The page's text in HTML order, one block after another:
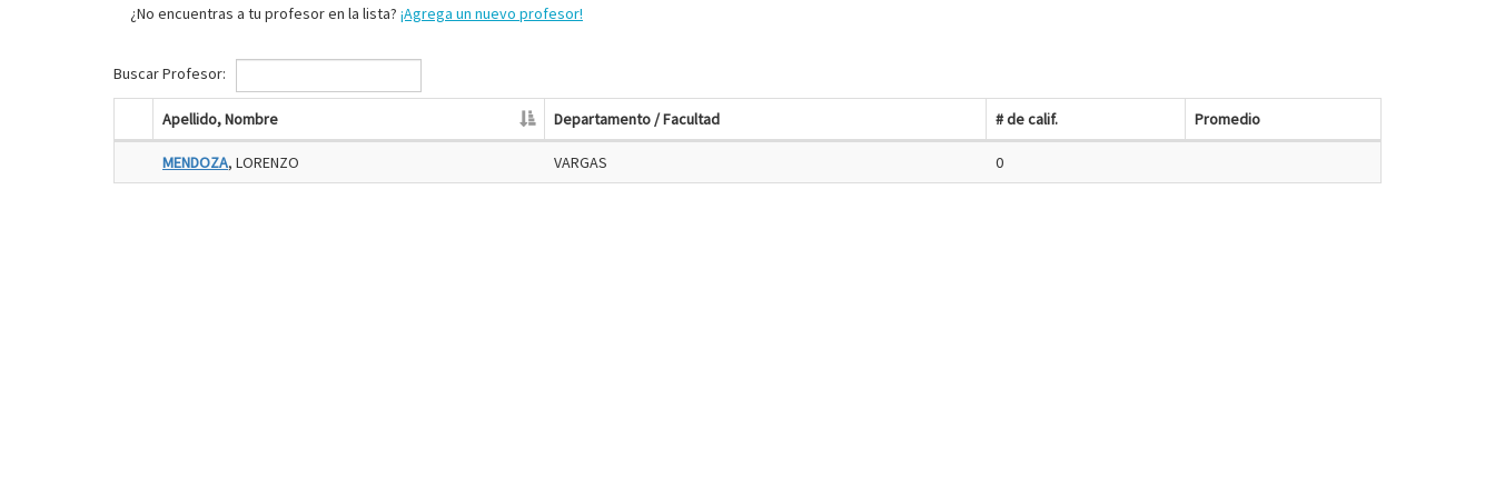
¿No encuentras a tu profesor en la lista? ¡Agrega un nuevo profesor!
Buscar Profesor:
Apellido, Nombre Departamento / Facultad # de calif. Promedio
MENDOZA, LORENZO VARGAS 0